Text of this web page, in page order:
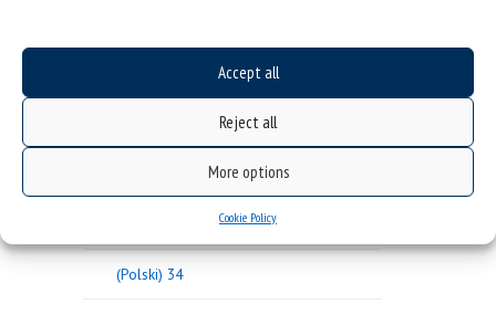
Accept all
Reject all
More options
Cookie Policy
(Polski) 34